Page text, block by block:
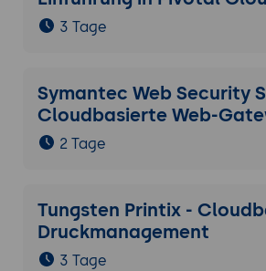
3 Tage
Symantec Web Security
Cloudbasierte Web-
2 Tage
Tungsten Printix -
Druckmanagement
3 Tage